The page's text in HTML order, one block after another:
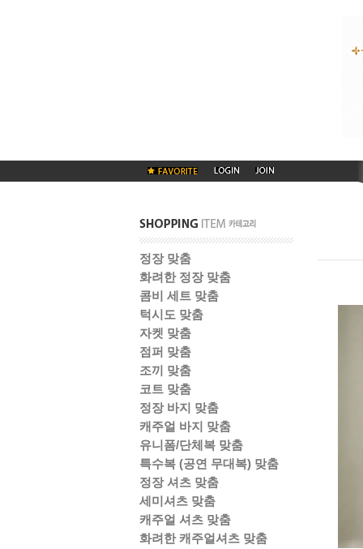
정장 맞춤
화려한 정장 맞춤
콤비 세트 맞춤
턱시도 맞춤
자켓 맞춤
점퍼 맞춤
조끼 맞춤
코트 맞춤
정장 바지 맞춤
캐주얼 바지 맞춤
유니폼/단체복 맞춤
특수복 (공연 무대복) 맞춤
정장 셔츠 맞춤
세미셔츠 맞춤
캐주얼 셔츠 맞춤
화려한 캐주얼셔츠 맞춤